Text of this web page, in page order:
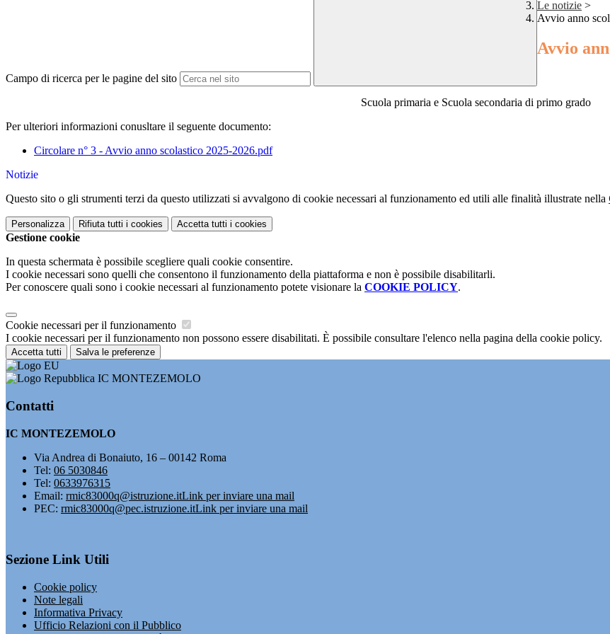
Campo di ricerca per le pagine del sito
Le notizie >
Avvio anno
Avvio
Scuola primaria e Scuola secondaria di primo grado
Per ulteriori informazioni conusltare il seguente documento:
Circolare n° 3 - Avvio anno scolastico 2025-2026.pdf
Notizie
Questo sito o gli strumenti terzi da questo utilizzati si avvalgono di cookie necessari al funzionamento ed utili alle finalità illustrate nella
Personalizza Rifiuta tutti i cookies Accetta tutti i cookies
Gestione cookie
In questa schermata è possibile scegliere quali cookie consentire.
I cookie necessari sono quelli che consentono il funzionamento della piattaforma e non è possibile disabilitarli.
Per conoscere quali sono i cookie necessari al funzionamento potete visionare la COOKIE POLICY.
Cookie necessari per il funzionamento
I cookie necessari per il funzionamento non possono essere disabilitati. È possibile consultare l'elenco nella pagina della cookie policy.
Accetta tutti Salva le preferenze
IC MONTEZEMOLO
Contatti
IC MONTEZEMOLO
Via Andrea di Bonaiuto, 16 – 00142 Roma
Tel: 06 5030846
Tel: 0633976315
Email: rmic83000q@istruzione.itLink per inviare una mail
PEC: rmic83000q@pec.istruzione.itLink per inviare una mail
Sezione Link Utili
Cookie policy
Note legali
Informativa Privacy
Ufficio Relazioni con il Pubblico